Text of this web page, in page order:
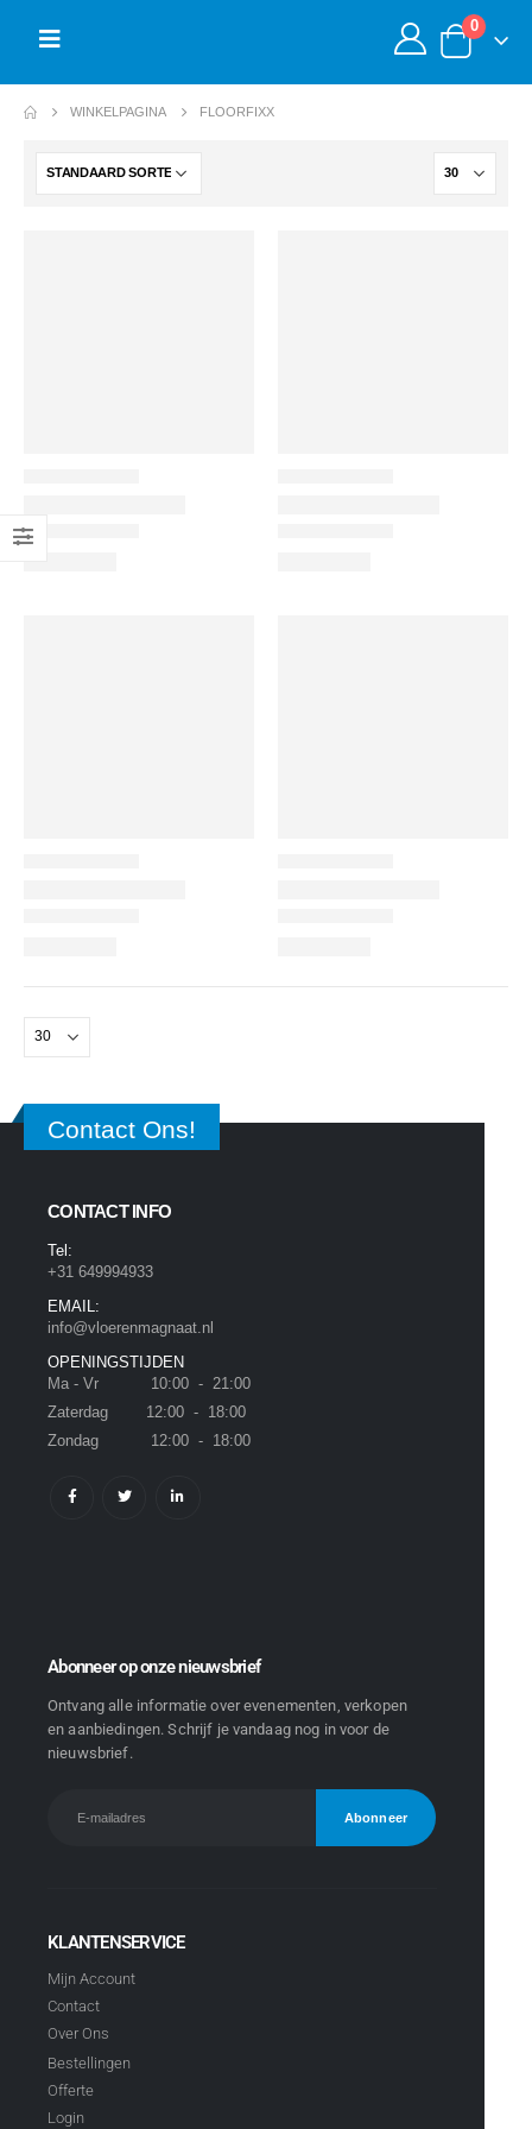
0
WINKELPAGINA FLOORFIXX
Contact Ons!
CONTACT INFO
Tel:
+31 649994933
EMAIL:
info@vloerenmagnaat.nl
OPENINGSTIJDEN
Ma - Vr 10:00 - 21:00
Zaterdag 12:00 - 18:00
Zondag 12:00 - 18:00
Abonneer op onze nieuwsbrief
Ontvang alle informatie over evenementen, verkopen
en aanbiedingen. Schrijf je vandaag nog in voor de
nieuwsbrief.
KLANTENSERVICE
Mijn Account
Contact
Over Ons
Bestellingen
Offerte
Login